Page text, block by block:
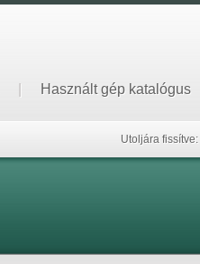
Használt gép katalógus
Utoljára fissítve: